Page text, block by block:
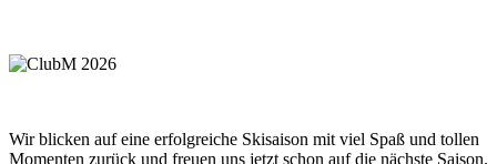
Wir blicken auf eine erfolgreiche Skisaison mit viel Spaß und tollen
Momenten zurück und freuen uns jetzt schon auf die nächste Saison.